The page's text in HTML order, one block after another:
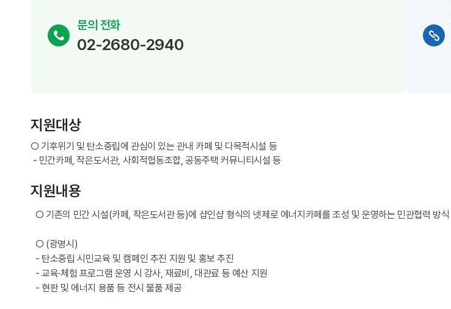
문의 전화
02-2680-2940
지원대상
○ 기후위기 및 탄소중립에 관심이 있는 관내 카페 및 다목적시설 등
- 민간카페, 작은도서관, 사회적협동조합, 공동주택 커뮤니티시설 등
지원내용
○ 기존의 민간 시설(카페, 작은도서관 등)에 샵인샵 형식의 넷제로 에너지카페를 조성 및 운영하는 민관협력 방식
○ (광명시)
- 탄소중립 시민교육 및 캠페인 추진 지원 및 홍보 추진
-교육·체험 프로그램 운영 시 강사, 재료비, 대관료 등 예산 지원
- 현판 및 에너지 용품 등 전시 물품 제공